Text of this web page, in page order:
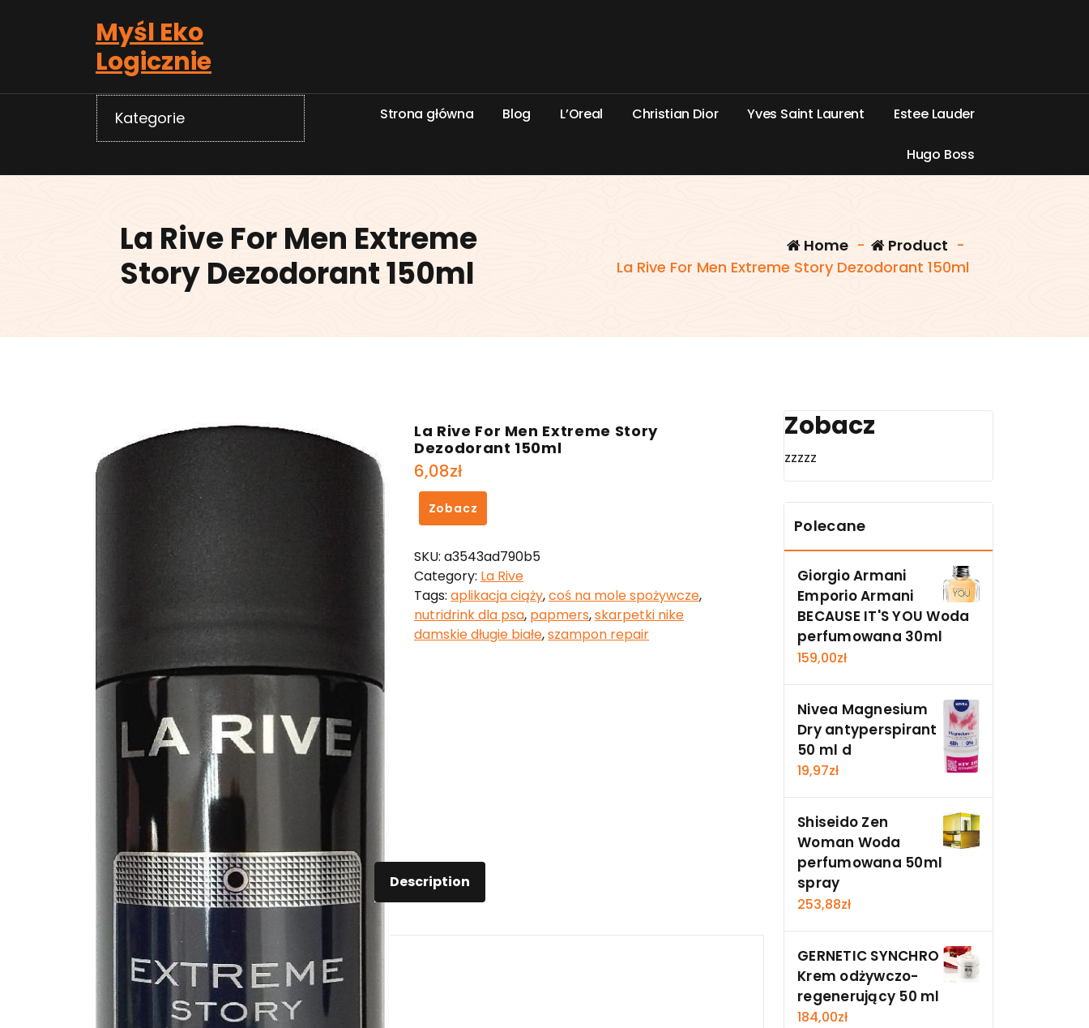
Myśl Eko
Logicznie
Kategorie Strona główna Blog L’Oreal Christian Dior Yves Saint Laurent Estee Lauder
Hugo Boss
La Rive For Men Extreme
Story Dezodorant 150ml
Home - Product -
La Rive For Men Extreme Story Dezodorant 150ml
La Rive For Men Extreme Story
Dezodorant 150ml
6,08zł
Zobacz
SKU: a3543ad790b5
Category: La Rive
Tags: aplikacja ciąży,coś na mole spożywcze,
nutridrink dla psa, papmers,skarpetki nike
damskie długie białe,szampon repair
Description
Description
for Extreme Story Dezodorant spray 150ml
Zobacz
zzzzz
Polecane
Giorgio Armani
Emporio Armani
BECAUSE IT'S YOU Woda
perfumowana 30ml
159,00zł
Nivea Magnesium
Dry antyperspirant
50 ml d
19,97zł
Shiseido Zen
Woman Woda
perfumowana 50ml
spray
253,88zł
GERNETIC SYNCHRO
Krem odżywczo-
regenerujący 50 ml
184,00zł